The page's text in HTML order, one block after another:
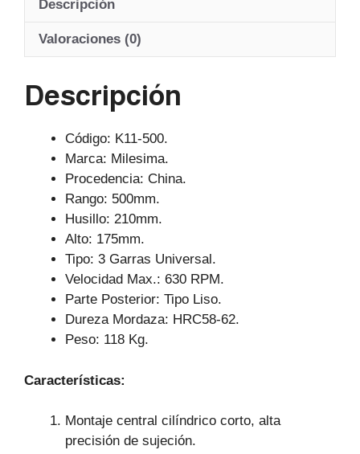
A
p
b
o
a
Descripción
Valoraciones (0)
Descripción
Código: K11-500.
Marca: Milesima.
Procedencia: China.
Rango: 500mm.
Husillo: 210mm.
Alto: 175mm.
Tipo: 3 Garras Universal.
Velocidad Max.: 630 RPM.
Parte Posterior: Tipo Liso.
Dureza Mordaza: HRC58-62.
Peso: 118 Kg.
Características:
Montaje central cilíndrico corto, alta
precisión de sujeción.